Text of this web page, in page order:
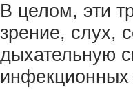
В целом, эти
зрение, слух,
дыхательную
инфекционных